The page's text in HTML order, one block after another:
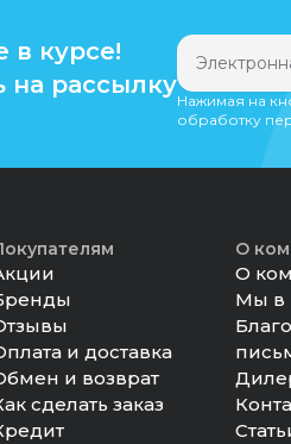
в курсе!
рассылку
Нажимая на
обработку
и доставка
и возврат
сделать заказ
О
О
Мы в